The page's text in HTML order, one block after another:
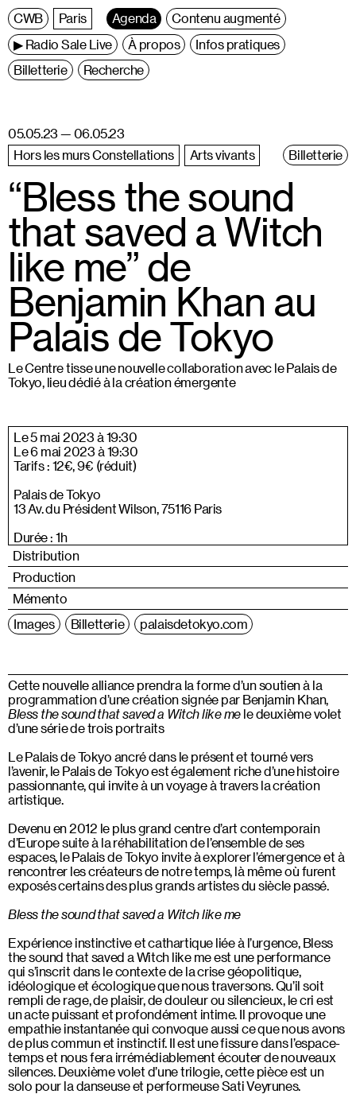
Centre
Wallonie
Bruxelles
Paris Agenda
Contenu augmenté
▶ Radio Sale Live
À propos
Infos pratiques
Billetterie
Recherche
05.05.23 — 06.05.23
Hors les murs Constellations
Arts vivants Billetterie
“Bless the sound
that saved a Witch
like me” de
Benjamin Khan au
Palais de Tokyo
Le Centre tisse une nouvelle collaboration avec le Palais de
Tokyo, lieu dédié à la création émergente
Le 5 mai 2023 à 19:30
Le 6 mai 2023 à 19:30
Tarifs : 12€, 9€ (réduit)
Palais de Tokyo
13 Av. du Président Wilson, 75116 Paris
Durée : 1h
Distribution
Production
Mémento
Images
Billetterie palaisdetokyo.com
Cette nouvelle alliance prendra la forme d’un soutien à la
programmation d’une création signée par Benjamin Khan,
Bless the sound that saved a Witch like me le deuxième volet
d’une série de trois portraits
Le Palais de Tokyo ancré dans le présent et tourné vers
l’avenir, le Palais de Tokyo est également riche d’une histoire
passionnante, qui invite à un voyage à travers la création
artistique.
Devenu en 2012 le plus grand centre d’art contemporain
d’Europe suite à la réhabilitation de l’ensemble de ses
espaces, le Palais de Tokyo invite à explorer l’émergence et à
rencontrer les créateurs de notre temps, là même où furent
exposés certains des plus grands artistes du siècle passé.
Bless the sound that saved a Witch like me
Expérience instinctive et cathartique liée à l’urgence, Bless
the sound that saved a Witch like me est une performance
qui s’inscrit dans le contexte de la crise géopolitique,
idéologique et écologique que nous traversons. Qu’il soit
rempli de rage, de plaisir, de douleur ou silencieux, le cri est
un acte puissant et profondément intime. Il provoque une
empathie instantanée qui convoque aussi ce que nous avons
de plus commun et instinctif. Il est une fissure dans l’espace-
temps et nous fera irrémédiablement écouter de nouveaux
silences. Deuxième volet d’une trilogie, cette pièce est un
solo pour la danseuse et performeuse Sati Veyrunes.